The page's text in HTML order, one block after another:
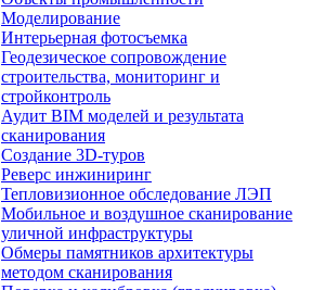
Моделирование
Интерьерная фотосъемка
Геодезическое сопровождение
строительства, мониторинг и
стройконтроль
Аудит BIM моделей и результата
сканирования
Создание 3D-туров
Реверс инжиниринг
Тепловизионное обследование ЛЭП
Мобильное и воздушное сканирование
уличной инфраструктуры
Обмеры памятников архитектуры
методом сканирования